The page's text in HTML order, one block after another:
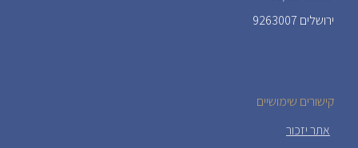
ירושלים 9263007
קישורים שימושיים
אתר יזכור